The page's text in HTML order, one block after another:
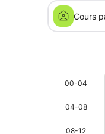
Cours
00-04
04-08
08-12